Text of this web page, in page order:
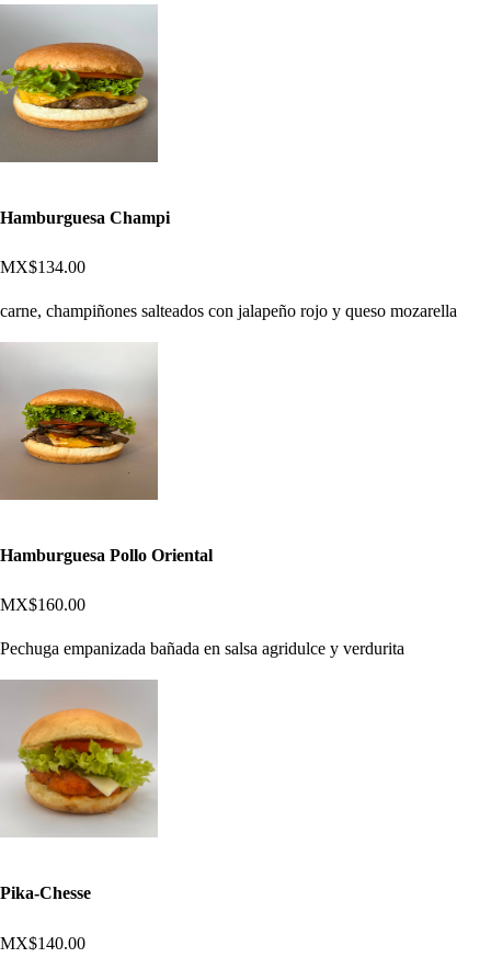
Hamburguesa Champi
MX$134.00
carne, champiñones salteados con jalapeño rojo y queso mozarella
Hamburguesa Pollo Oriental
MX$160.00
Pechuga empanizada bañada en salsa agridulce y verdurita
Pika-Chesse
MX$140.00